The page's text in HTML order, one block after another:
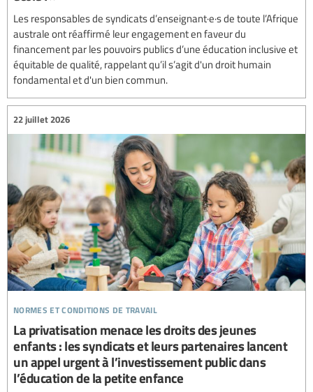
Les responsables de syndicats d’enseignant·e·s de toute l’Afrique
australe ont réaffirmé leur engagement en faveur du
financement par les pouvoirs publics d’une éducation inclusive et
équitable de qualité, rappelant qu’il s’agit d'un droit humain
fondamental et d'un bien commun.
normes et conditions de travail
22 juillet 2026
La privatisation menace les droits des jeunes
enfants : les syndicats et leurs partenaires lancent
un appel urgent à l’investissement public dans
l’éducation de la petite enfance